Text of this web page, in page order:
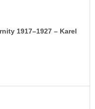
1917–1927 – Karel